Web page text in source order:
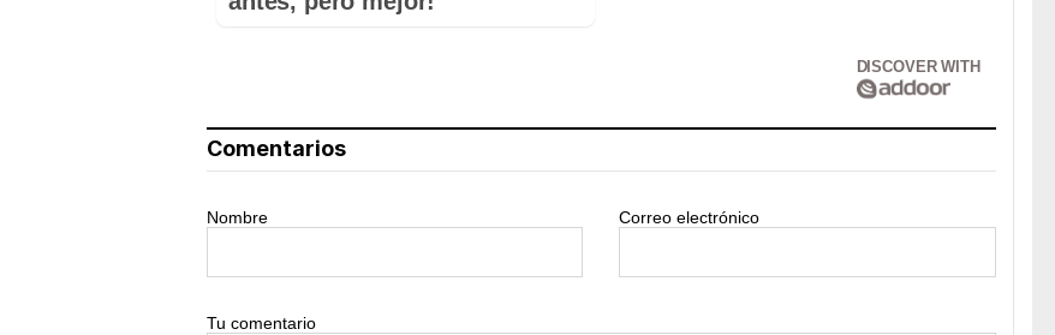
DISCOVER WITH
Comentarios
Nombre Correo electrónico
Tu comentario